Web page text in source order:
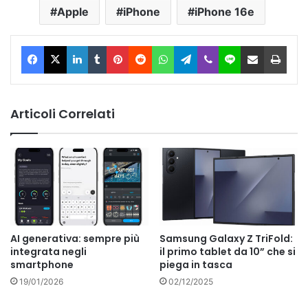
Apple iPhone iPhone 16e
Facebook
X LinkedIn
TumblrPinterest
RedditWhatsAppTelegram
ViberLine Condividi via Email
Articoli Correlati
AI generativa: sempre più
integrata negli
smartphone
19/01/2026
Samsung Galaxy Z TriFold:
il primo tablet da 10” che si
piega in tasca
02/12/2025